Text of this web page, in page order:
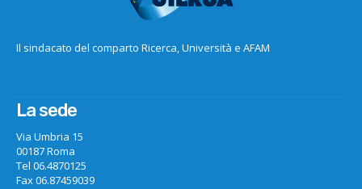
Il sindacato del comparto Ricerca, Università e AFAM
La sede
Via Umbria 15
00187 Roma
Tel 06.4870125
Fax 06.87459039